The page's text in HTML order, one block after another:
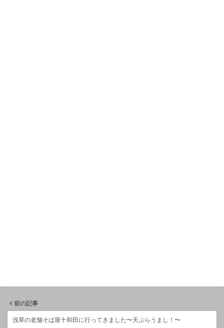
前の記事
浅草の老舗そば屋十和田に行ってきました〜天ぷらうまし！〜